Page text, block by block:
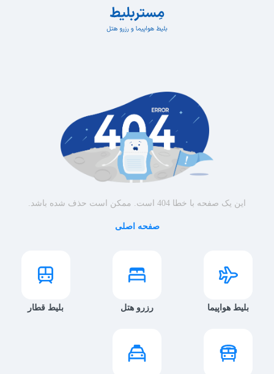
این یک صفحه با خطا 404 است. ممکن است حذف شده باشد.
صفحه اصلی
بلیط هواپیما رزرو هتل بلیط قطار